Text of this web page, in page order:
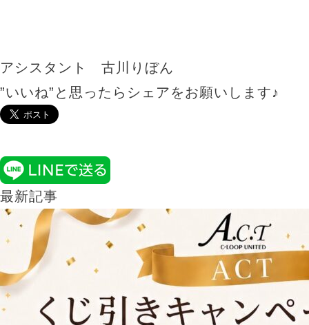
アシスタント 古川りぼん
”いいね”と思ったらシェアをお願いします♪
最新記事